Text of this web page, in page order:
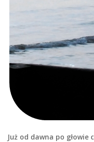
Już od dawna po